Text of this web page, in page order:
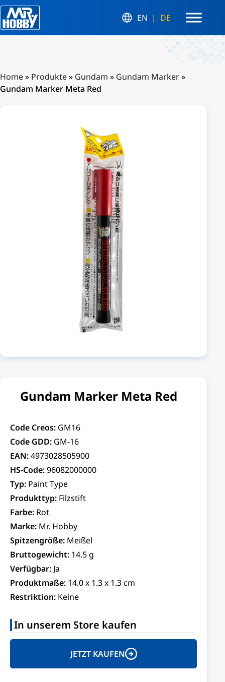
EN DE
Home» Produkte» Gundam » Gundam Marker»
Gundam Marker Meta Red
Gundam Marker Meta Red
Code Creos: GM16
Code GDD: GM-16
EAN:4973028505900
HS-Code:96082000000
Typ: Paint Type
Produkttyp: Filzstift
Farbe: Rot
Marke: Mr. Hobby
Spitzengröße: Meißel
Bruttogewicht: 14.5 g
Verfügbar: Ja
Produktmaße: 14.0 x 1.3 x 1.3 cm
Restriktion: Keine
In unserem Store kaufen
JETZT KAUFEN